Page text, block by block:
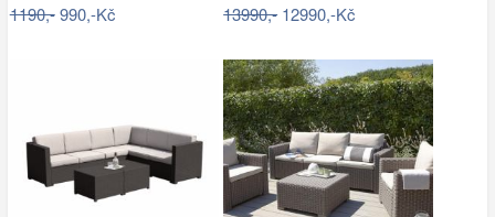
1190,-990,-Kč 13990,-12990,-Kč